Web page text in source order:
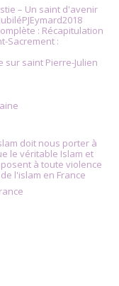
– Un saint d'avenir
: Récapitulation
Sacrement :
sur saint Pierre-Julien
doit nous porter à
le véritable Islam et
à toute violence
l'islam en France